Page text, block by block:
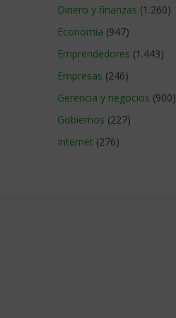
Dinero y finanzas (1.260)
Economía (947)
Emprendedores (1.443)
Empresas (246)
Gerencia y negocios (900)
Gobiernos (227)
Internet (276)